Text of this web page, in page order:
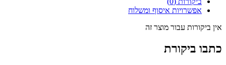
אפשרויות איסוף ומשלוח
אין ביקורות עבור מוצר זה
כתבו ביקורת